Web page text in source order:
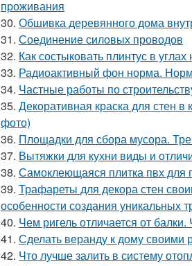
проживания
30. Обшивка деревянного дома
31. Соединение силовых проводов
32. Как состыковать плинтус в
33. Радиоактивный фон норма.
34. Частные работы по
35. Декоративная краска для стен
фото)
36. Площадки для сбора мусора.
37. Вытяжки для кухни виды и
38. Самоклеющаяся плитка пвх для
39. Трафареты для декора стен
особенности создания уникальных
40. Чем ригель отличается от
41. Сделать веранду к дому своими
42. Что лучше залить в систему